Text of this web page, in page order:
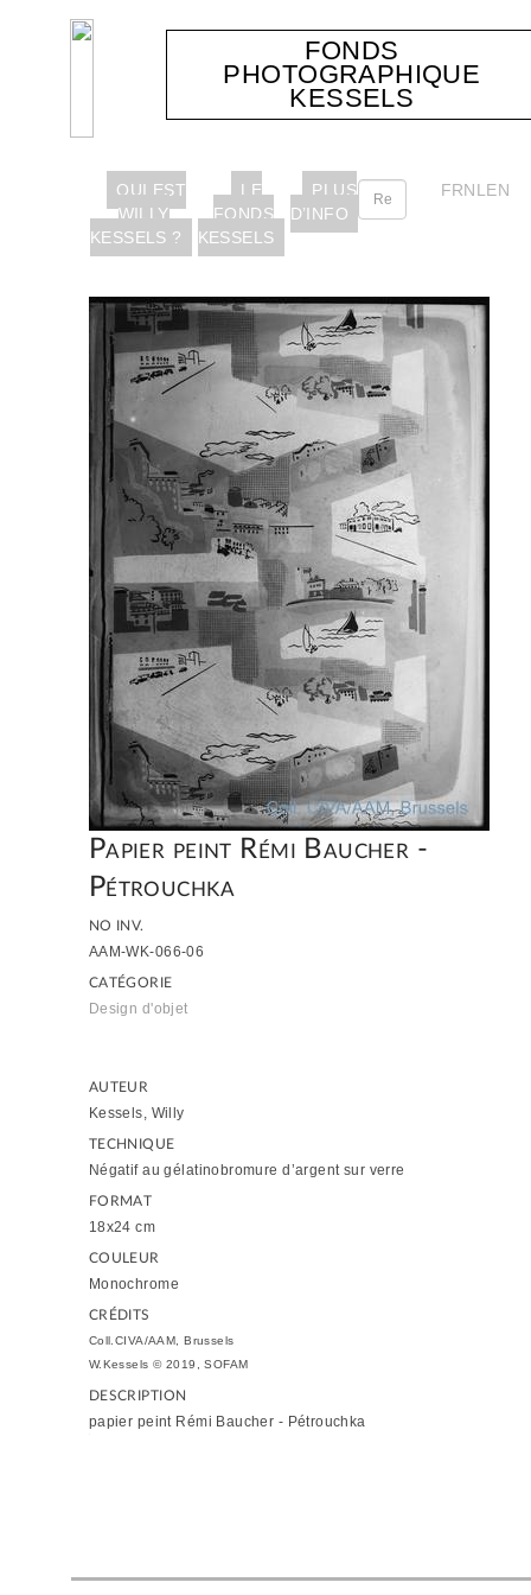
FONDS
PHOTOGRAPHIQUE
KESSELS
FRNL EN
QUI EST
WILLY
KESSELS ?
LE
FONDS
KESSELS
PLUS
D’INFO
Papier peint Rémi Baucher -
Pétrouchka
NO INV.
AAM-WK-066-06
CATÉGORIE
Design d'objet
AUTEUR
Kessels, Willy
TECHNIQUE
Négatif au gélatinobromure d’argent sur verre
FORMAT
18x24 cm
COULEUR
Monochrome
CRÉDITS
Coll.CIVA/AAM, Brussels
W.Kessels © 2019, SOFAM
DESCRIPTION
papier peint Rémi Baucher - Pétrouchka